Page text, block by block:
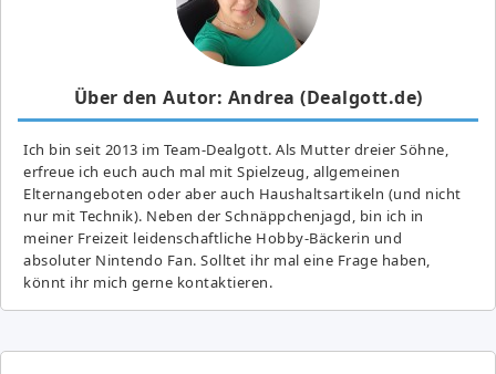
Über den Autor: Andrea (Dealgott.de)
Ich bin seit 2013 im Team-Dealgott. Als Mutter dreier Söhne,
erfreue ich euch auch mal mit Spielzeug, allgemeinen
Elternangeboten oder aber auch Haushaltsartikeln (und nicht
nur mit Technik). Neben der Schnäppchenjagd, bin ich in
meiner Freizeit leidenschaftliche Hobby-Bäckerin und
absoluter Nintendo Fan. Solltet ihr mal eine Frage haben,
könnt ihr mich gerne kontaktieren.